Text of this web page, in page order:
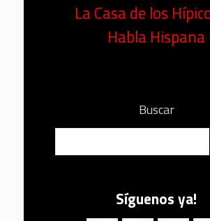
La Casa de los
Habla Hispana
Buscar
Síguenos ya!